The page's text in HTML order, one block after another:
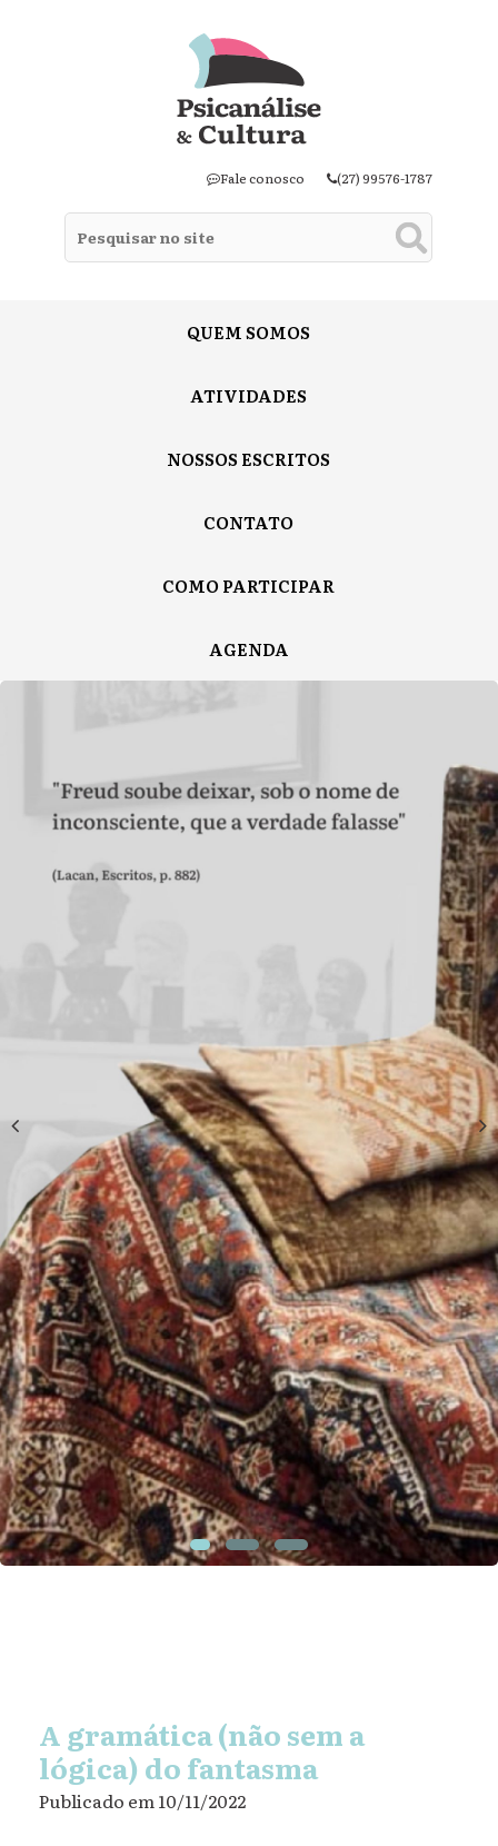
(27) 99576-1787
Fale conosco
QUEM SOMOS
ATIVIDADES
NOSSOS ESCRITOS
CONTATO
COMO PARTICIPAR
AGENDA
A gramática (não sem a
lógica) do fantasma
Publicado em 10/11/2022